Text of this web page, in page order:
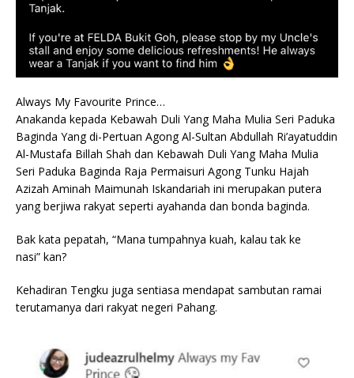
Always My Favourite Prince…
Anakanda kepada Kebawah Duli Yang Maha Mulia Seri Paduka
Baginda Yang di-Pertuan Agong Al-Sultan Abdullah Ri’ayatuddin
Al-Mustafa Billah Shah dan Kebawah Duli Yang Maha Mulia
Seri Paduka Baginda Raja Permaisuri Agong Tunku Hajah
Azizah Aminah Maimunah Iskandariah ini merupakan putera
yang berjiwa rakyat seperti ayahanda dan bonda baginda.
Bak kata pepatah, “Mana tumpahnya kuah, kalau tak ke
nasi” kan?
Kehadiran Tengku juga sentiasa mendapat sambutan ramai
terutamanya dari rakyat negeri Pahang.